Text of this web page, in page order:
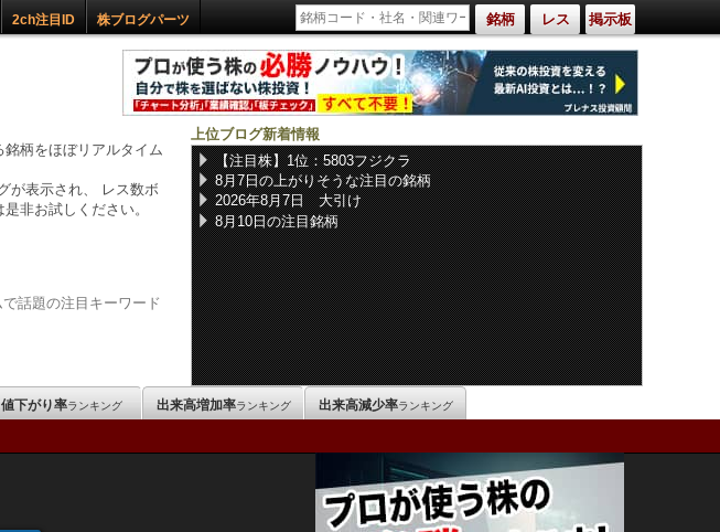
2ch注目ID 株ブログパーツ 銘柄 レス 掲示板
銘柄をほぼリアルタイム
が表示され、 レス数ボ
非お試しください。
話題の注目キーワード
上位ブログ新着情報
【注目株】1位：5803フジクラ
8月7日の上がりそうな注目の銘柄
2026年8月7日 大引け
8月10日の注目銘柄
値下がり率ランキング 出来高増加率ランキング 出来高減少率ランキング